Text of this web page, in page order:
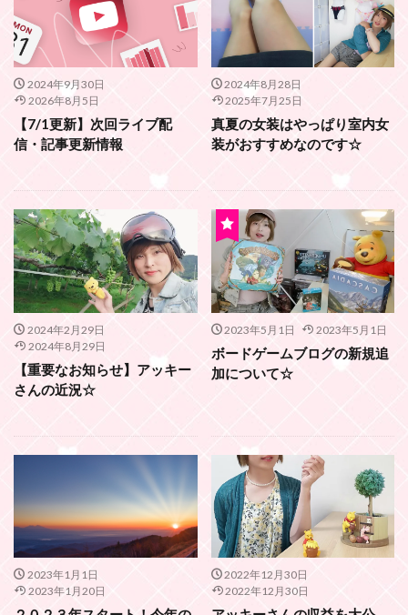
2024年9月30日
2026年8月5日
【7/1更新】次回ライブ配
信・記事更新情報
2024年8月28日
2025年7月25日
真夏の女装はやっぱり室内女
装がおすすめなのです☆
2024年2月29日
2024年8月29日
【重要なお知らせ】アッキー
さんの近況☆
2023年5月1日 2023年5月1日
ボードゲームブログの新規追
加について☆
2023年1月1日
2023年1月20日
2022年12月30日
2022年12月30日